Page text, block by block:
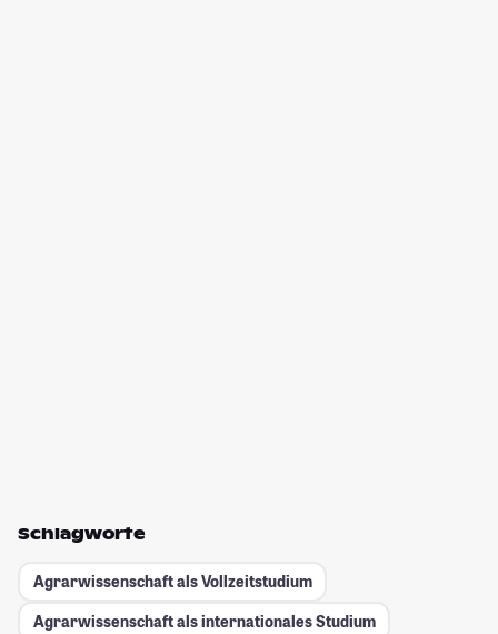
Schlagworte
Agrarwissenschaft als Vollzeitstudium
Agrarwissenschaft als internationales Studium